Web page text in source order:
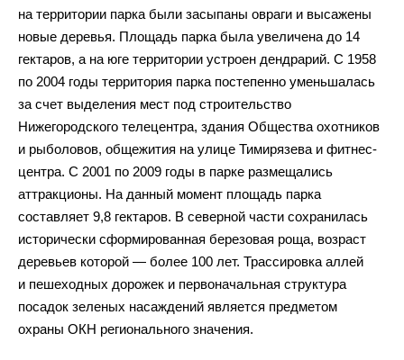
на территории парка были засыпаны овраги и высажены
новые деревья. Площадь парка была увеличена до 14
гектаров, а на юге территории устроен дендрарий. С 1958
по 2004 годы территория парка постепенно уменьшалась
за счет выделения мест под строительство
Нижегородского телецентра, здания Общества охотников
и рыболовов, общежития на улице Тимирязева и фитнес-
центра. С 2001 по 2009 годы в парке размещались
аттракционы. На данный момент площадь парка
составляет 9,8 гектаров. В северной части сохранилась
исторически сформированная березовая роща, возраст
деревьев которой — более 100 лет. Трассировка аллей
и пешеходных дорожек и первоначальная структура
посадок зеленых насаждений является предметом
охраны ОКН регионального значения.